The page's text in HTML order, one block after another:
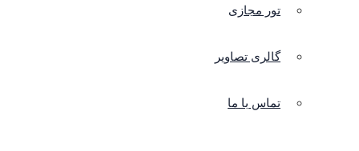
تور مجازی
گالری تصاویر
تماس با ما